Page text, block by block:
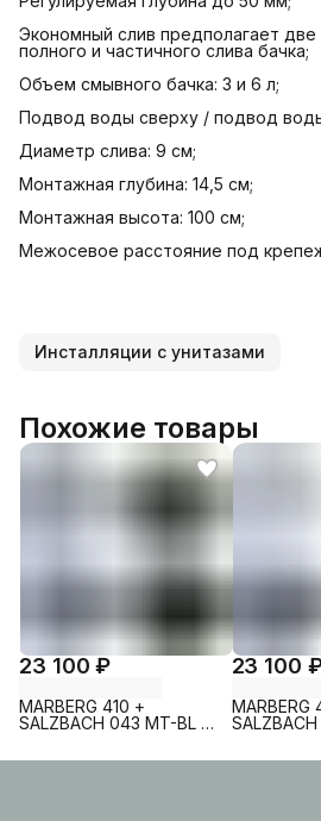
Экономный слив предполагает две
полного и частичного слива бачка;
Объем смывного бачка: 3 и 6 л;
Подвод воды сверху / подвод
Диаметр слива: 9 см;
Монтажная глубина: 14,5 см;
Монтажная высота: 100 см;
Межосевое расстояние под
Инсталляции с унитазами
Похожие товары
23 100 ₽
MARBERG 410 +
SALZBACH 043 MT-BL +
23 100
MARBERG